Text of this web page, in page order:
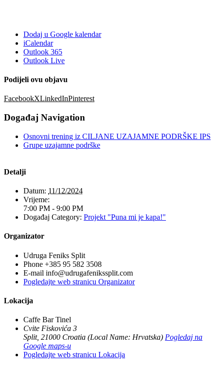
Dodaj u Google kalendar
iCalendar
Outlook 365
Outlook Live
Podijeli ovu objavu
FacebookXLinkedInPinterest
Događaj Navigation
Osnovni trening iz CILJANE UZAJAMNE PODRŠKE IPS
Grupe uzajamne podrške
Detalji
Datum: 11/12/2024
Vrijeme:
7:00 PM - 9:00 PM
Događaj Category: Projekt "Puna mi je kapa!"
Organizator
Udruga Feniks Split
Phone +385 95 582 3508
E-mail info@udrugafenikssplit.com
Pogledajte web stranicu Organizator
Lokacija
Caffe Bar Tinel
Cvite Fiskovića 3
Split, 21000 Croatia (Local Name: Hrvatska) Pogledaj na
Google maps-u
Pogledajte web stranicu Lokacija